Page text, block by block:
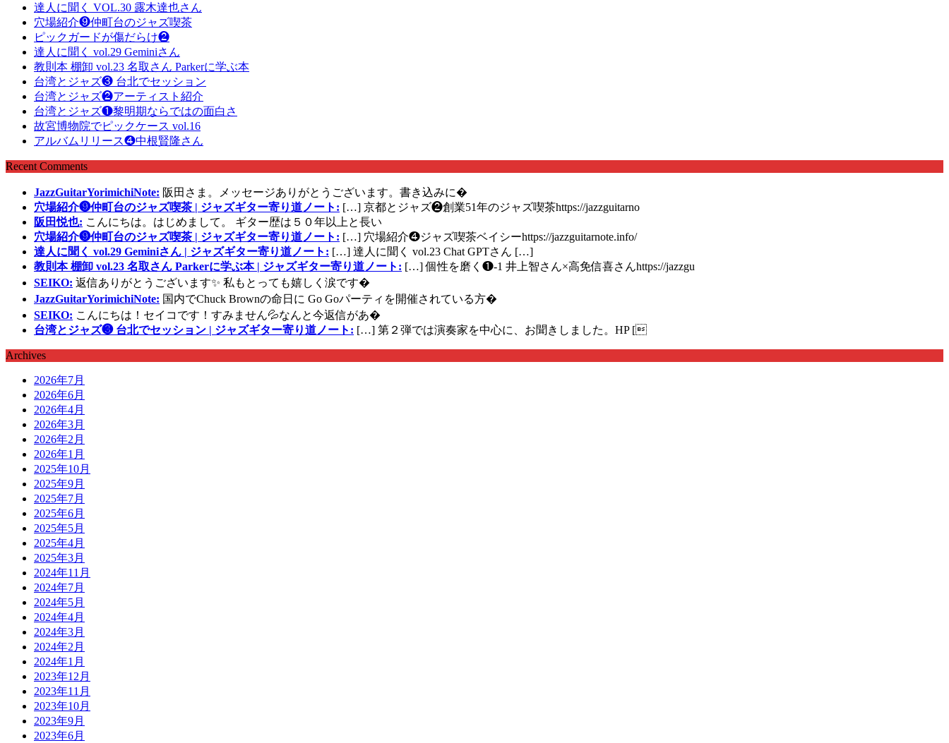
達人に聞く VOL.30 露木達也さん
穴場紹介❾仲町台のジャズ喫茶
ピックガードが傷だらけ❷
達人に聞く vol.29 Geminiさん
教則本 棚卸 vol.23 名取さん Parkerに学ぶ本
台湾とジャズ❸ 台北でセッション
台湾とジャズ❷アーティスト紹介
台湾とジャズ❶黎明期ならではの面白さ
故宮博物院でピックケース vol.16
アルバムリリース❹中根賢隆さん
Recent Comments
JazzGuitarYorimichiNote: 阪田さま。メッセージありがとうございます。書き込みに�
穴場紹介❾仲町台のジャズ喫茶 | ジャズギター寄り道ノート: […] 京都とジャズ❷創業51年のジャズ喫茶https://jazzguitarno
阪田悦也: こんにちは。はじめまして。 ギター歴は５０年以上と長い
穴場紹介❾仲町台のジャズ喫茶 | ジャズギター寄り道ノート: […] 穴場紹介❹ジャズ喫茶ベイシーhttps://jazzguitarnote.info/
達人に聞く vol.29 Geminiさん | ジャズギター寄り道ノート: […] 達人に聞く vol.23 Chat GPTさん […]
教則本 棚卸 vol.23 名取さん Parkerに学ぶ本 | ジャズギター寄り道ノート: […] 個性を磨く❶-1 井上智さん×高免信喜さんhttps://jazzgu
SEIKO: 返信ありがとうございます✨ 私もとっても嬉しく涙です�
JazzGuitarYorimichiNote: 国内でChuck Brownの命日に Go Goパーティを開催されている方�
SEIKO: こんにちは！セイコです！すみません💦なんと今返信があ�
台湾とジャズ❸ 台北でセッション | ジャズギター寄り道ノート: […] 第２弾では演奏家を中心に、お聞きしました。HP [
Archives
2026年7月
2026年6月
2026年4月
2026年3月
2026年2月
2026年1月
2025年10月
2025年9月
2025年7月
2025年6月
2025年5月
2025年4月
2025年3月
2024年11月
2024年7月
2024年5月
2024年4月
2024年3月
2024年2月
2024年1月
2023年12月
2023年11月
2023年10月
2023年9月
2023年6月